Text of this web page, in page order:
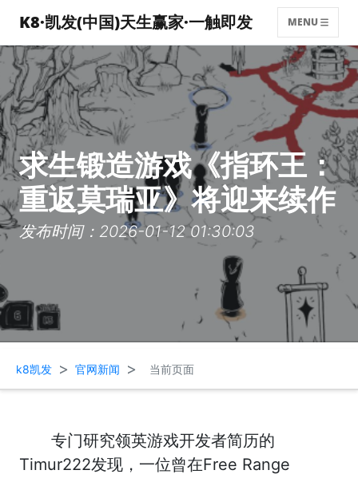
K8·凯发(中国)天生赢家·一触即发 MENU
求生锻造游戏《指环王：
重返莫瑞亚》将迎来续作
发布时间：2026-01-12 01:30:03
k8凯发 > 官网新闻 > 当前页面
专门研究领英游戏开发者简历的
Timur222发现，一位曾在Free Range